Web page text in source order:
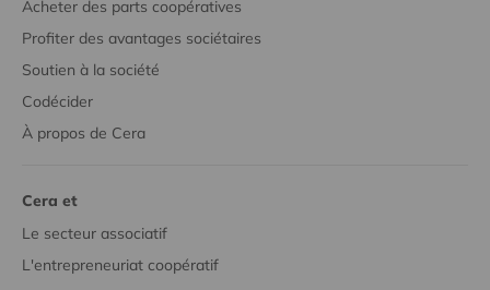
Acheter des parts coopératives
Profiter des avantages sociétaires
Soutien à la société
Codécider
À propos de Cera
Cera et
Le secteur associatif
L'entrepreneuriat coopératif